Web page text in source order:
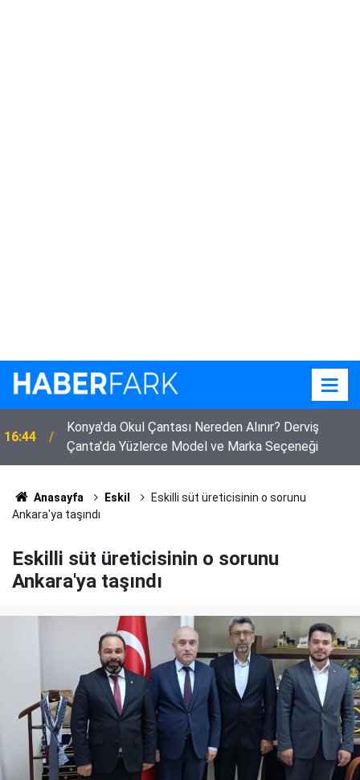
16:44
Konya'da Okul Çantası Nereden Alınır? Derviş
Çanta'da Yüzlerce Model ve Marka Seçeneği
Anasayfa Eskil
Eskilli süt üreticisinin o sorunu
Ankara'ya taşındı
Eskilli süt üreticisinin o sorunu
Ankara'ya taşındı